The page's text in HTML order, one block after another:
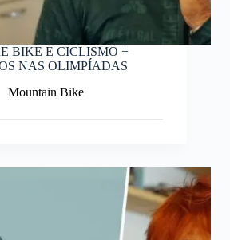
BIKE E CICLISMO +
NAS OLIMPÍADAS
Mountain Bike